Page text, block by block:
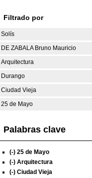
Filtrado por
Solís
DE ZABALA Bruno Mauricio
Arquitectura
Durango
Ciudad Vieja
25 de Mayo
Palabras clave
(-) 25 de Mayo
(-) Arquitectura
(-) Ciudad Vieja